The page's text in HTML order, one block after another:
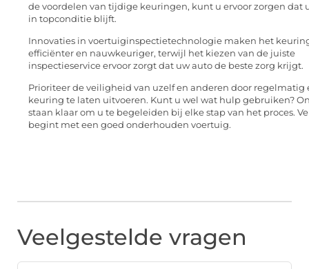
de voordelen van tijdige keuringen, kunt u ervoor zorgen dat
in topconditie blijft.
Innovaties in voertuiginspectietechnologie maken het
efficiënter en nauwkeuriger, terwijl het kiezen van de juiste
inspectieservice ervoor zorgt dat uw auto de beste zorg krijgt.
Prioriteer de veiligheid van uzelf en anderen door regelmatig
keuring te laten uitvoeren. Kunt u wel wat hulp gebruiken?
staan klaar om u te begeleiden bij elke stap van het proces.
begint met een goed onderhouden voertuig.
Veelgestelde vragen